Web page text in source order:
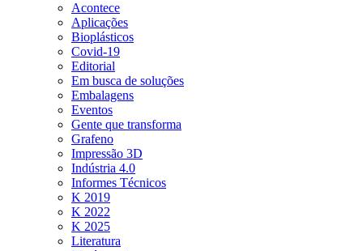
Acontece
Aplicações
Bioplásticos
Covid-19
Editorial
Em busca de soluções
Embalagens
Eventos
Gente que transforma
Grafeno
Impressão 3D
Indústria 4.0
Informes Técnicos
K 2019
K 2022
K 2025
Literatura